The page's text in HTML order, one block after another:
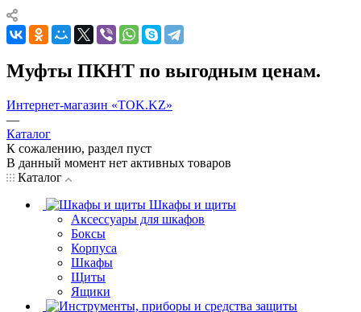
Муфты ПКНТ по выгодным ценам.
Интернет-магазин «TOK.KZ»
—
Каталог
К сожалению, раздел пуст
В данный момент нет активных товаров
Каталог
Шкафы и щиты
Аксессуары для шкафов
Боксы
Корпуса
Шкафы
Щиты
Ящики